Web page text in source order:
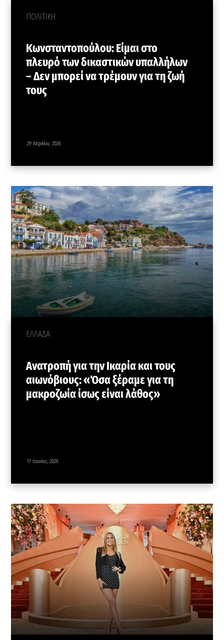
ΠΟΛΙΤΙΚΗ
Κωνσταντοπούλου: Είμαι στο
πλευρό των δικαστικών υπαλλήλων
– Δεν μπορεί να τρέμουν για τη ζωή
τους
29 Απριλίου, 2026
ΕΛΛΑΔΑ
Ανατροπή για την Ικαρία και τους
αιωνόβιους: «Όσα ξέραμε για τη
μακροζωία ίσως είναι λάθος»
17 Ιουνίου, 2026